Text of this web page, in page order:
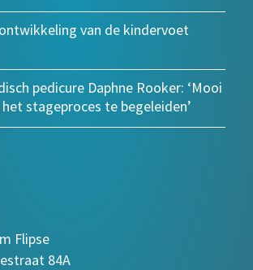
van de kindervoet
pedicure Daphne Rooker: ‘Mooi
stageproces te begeleiden’
Flipse
84A